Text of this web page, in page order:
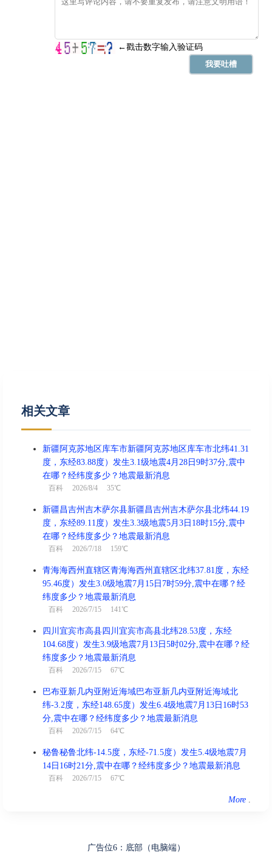
相关文章
新疆阿克苏地区库车市新疆阿克苏地区库车市北纬41.31
度，东经83.88度）发生3.1级地震4月28日9时37分,震中
在哪？经纬度多少？地震最新消息
百科 2026/8/4 35℃
新疆昌吉州吉木萨尔县新疆昌吉州吉木萨尔县北纬44.19
度，东经89.11度）发生3.3级地震5月3日18时15分,震中
在哪？经纬度多少？地震最新消息
百科 2026/7/18 159℃
青海海西州直辖区青海海西州直辖区北纬37.81度，东经
95.46度）发生3.0级地震7月15日7时59分,震中在哪？经
纬度多少？地震最新消息
百科 2026/7/15 141℃
四川宜宾市高县四川宜宾市高县北纬28.53度，东经
104.68度）发生3.9级地震7月13日5时02分,震中在哪？经
纬度多少？地震最新消息
百科 2026/7/15 67℃
巴布亚新几内亚附近海域巴布亚新几内亚附近海域北
纬-3.2度，东经148.65度）发生6.4级地震7月13日16时53
分,震中在哪？经纬度多少？地震最新消息
百科 2026/7/15 64℃
秘鲁秘鲁北纬-14.5度，东经-71.5度）发生5.4级地震7月
14日16时21分,震中在哪？经纬度多少？地震最新消息
百科 2026/7/15 67℃
More .
广告位6：底部（电脑端）